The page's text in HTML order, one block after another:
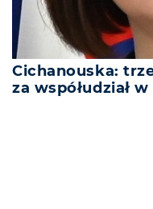
Cichanouska:
za współudział